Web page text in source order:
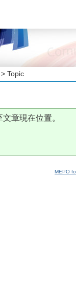
> Topic
章現在位置。
MEPO